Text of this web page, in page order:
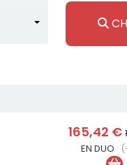
165,42 €
EN DUO